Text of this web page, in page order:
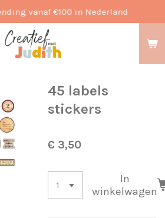
vanaf €100 in Nederland
45 labels
stickers
€ 3,50
In
winkelwagen